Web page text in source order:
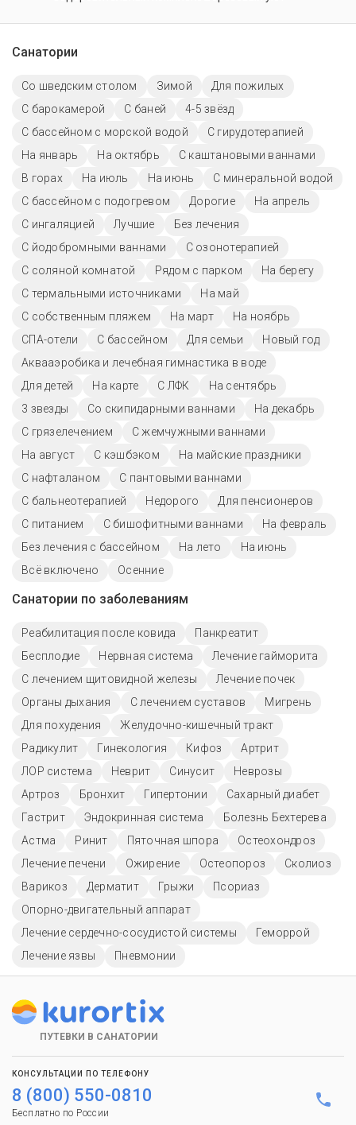
Санатории
Со шведским столом Зимой
Для пожилых
С барокамерой
С баней
4-5 звёзд
С бассейном с морской водой
С гирудотерапией
На январь
На октябрь
С каштановыми ваннами
В горах
На июль На июнь
С минеральной водой
С бассейном с подогревом
Дорогие
На апрель
С ингаляцией
Лучшие
Без лечения
С йодобромными ваннами
С озонотерапией
С соляной комнатой
Рядом с парком
На берегу
С термальными источниками
На май
С собственным пляжем
На март
На ноябрь
СПА-отели
C бассейном Для семьи
Новый год
Аквааэробика и лечебная гимнастика в воде
Для детей
На карте С ЛФК
На сентябрь
3 звезды
Со скипидарными ваннами
На декабрь
С грязелечением
С жемчужными ваннами
На август
С кэшбэком
На майские праздники
С нафталаном
С пантовыми ваннами
С бальнеотерапией
Недорого
Для пенсионеров
С питанием
С бишофитными ваннами
На февраль
Без лечения с бассейном
На лето
На июнь
Всё включено
Осенние
Санатории по заболеваниям
Реабилитация после ковида
Панкреатит
Бесплодие
Нервная система
Лечение гайморита
С лечением щитовидной железы
Лечение почек
Органы дыхания
С лечением суставов
Мигрень
Для похудения
Желудочно-кишечный тракт
Радикулит
Гинекология Кифоз
Артрит
ЛОР система
Неврит Синусит
Неврозы
Артроз
Бронхит Гипертонии
Сахарный диабет
Гастрит
Эндокринная система
Болезнь Бехтерева
Астма
Ринит Пяточная шпора
Остеохондроз
Лечение печени
Ожирение Остеопороз
Сколиоз
Варикоз
Дерматит Грыжи
Псориаз
Опорно-двигательный аппарат
Лечение сердечно-сосудистой системы
Геморрой
Лечение язвы
Пневмонии
ПУТЕВКИ В САНАТОРИИ
КОНСУЛЬТАЦИИ ПО ТЕЛЕФОНУ
8 (800) 550-0810
Бесплатно по России